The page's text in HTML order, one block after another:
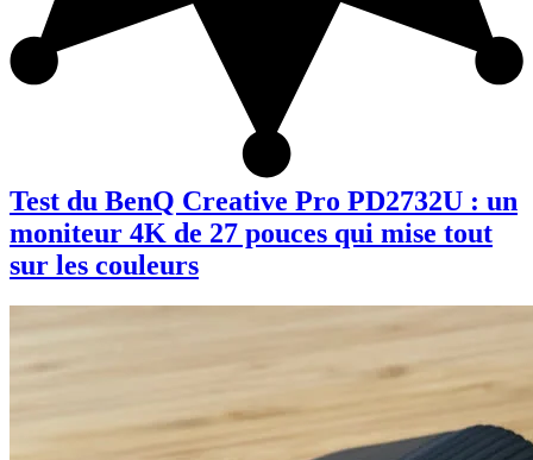
Test du BenQ Creative Pro PD2732U : un
moniteur 4K de 27 pouces qui mise tout
sur les couleurs